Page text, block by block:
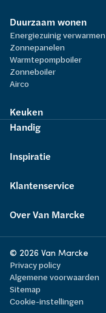
Duurzaam wonen
Energiezuinig verwarmen
Zonnepanelen
Warmtepompboiler
Zonneboiler
Airco
Keuken
Handig
Inspiratie
Klantenservice
Over Van Marcke
© 2026 Van Marcke
Privacy policy
Algemene voorwaarden
Sitemap
Cookie-instellingen